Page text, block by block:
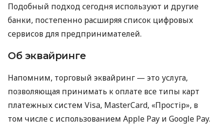
Подобный подход сегодня используют и другие
банки, постепенно расширяя список цифровых
сервисов для предпринимателей.
Об эквайринге
Напомним, торговый эквайринг — это услуга,
позволяющая принимать к оплате все типы карт
платежных систем Visa, MasterCard, «Простір», в
том числе с использованием Apple Pay и Google Pay.